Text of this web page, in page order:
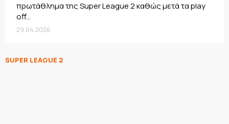
πρωτάθλημα της Super League 2 καθώς μετά τα play
off...
29.04.2026
SUPER LEAGUE 2